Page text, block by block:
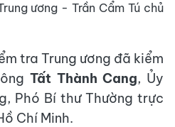
ương - Trần Cẩm Tú chủ
tra Trung ương đã kiểm
Tất Thành Cang, Ủy
Phó Bí thư Thường trực
Chí Minh.